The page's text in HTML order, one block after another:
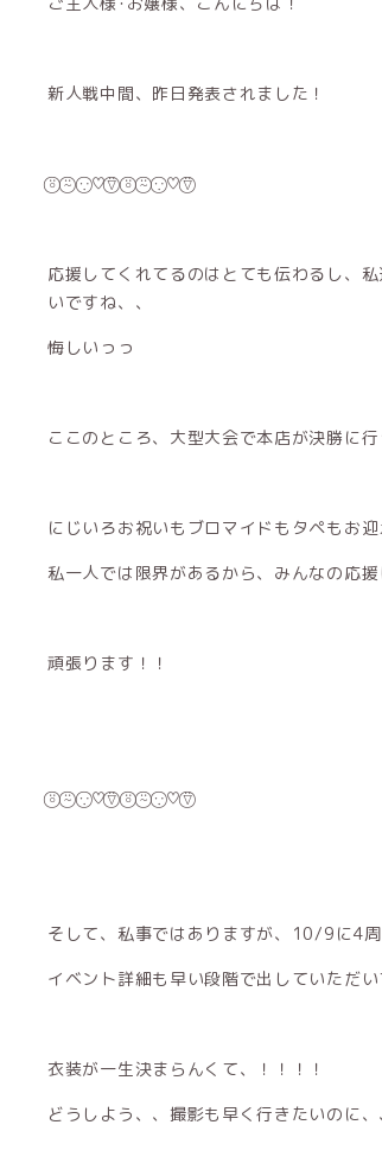
新人戦中間、昨日発表されました！
⍤⃝ ⍨⃝ ∵⃝♡⍢⃝ ⍤⃝ ⍨⃝ ∵⃝♡⍢⃝
応援してくれてるのはとても伝わるし、
いですね、、
悔しいっっ
ここのところ、大型大会で本店が決勝に
にじいろお祝いもブロマイドもタペもお迎
私一人では限界があるから、みんなの応
頑張ります！！
⍤⃝ ⍨⃝ ∵⃝♡⍢⃝ ⍤⃝ ⍨⃝ ∵⃝♡⍢⃝
そして、私事ではありますが、10/9に4周
イベント詳細も早い段階で出していただ
衣装が一生決まらんくて、！！！！
どうしよう、、撮影も早く行きたいのに、